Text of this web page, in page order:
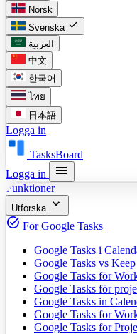
Norsk
Svenska check
العربية
中文
한국어
ไทย
日本語
Logga in
TasksBoard
Logga in
menu
Funktioner
Utforska expand_more
task_alt För Google Tasks
Google Tasks i
Google Tasks vs Keep
Google Tasks för
Google Tasks för
Google Tasks in
Google Tasks for
Google Tasks for